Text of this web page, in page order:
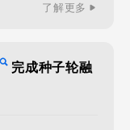
了解更多
完成种子轮融